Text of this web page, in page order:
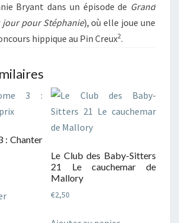
Bryant dans un épisode de Grand
jour pour Stéphanie), où elle joue une
hippique au Pin Creux2.
: Chanter
Le Club des Baby-Sitters
21 Le cauchemar de
Mallory
€2,50